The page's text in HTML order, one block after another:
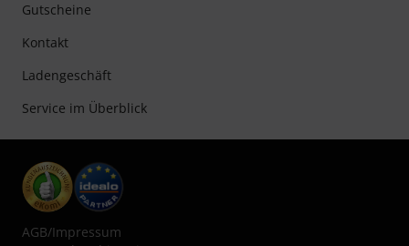
Gutscheine
Kontakt
Ladengeschäft
Service im Überblick
AGB/Impressum